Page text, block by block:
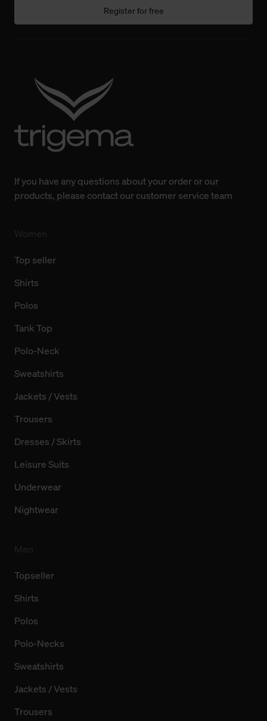
Einwilligung hat jedoch keine Auswirkung auf die
Weitere Informationen über Cookies und Web-
Technologien sowie die Nutzung Ihrer persönlichen Daten
finden Sie in unserer Datenschutzerklärung.
Register for free
If you have any questions about your order or our
products, please contact our customer service team
Top seller
Shirts
Polos
Tank Top
Polo-Neck
Sweatshirts
Jackets / Vests
Trousers
Dresses / Skirts
Leisure Suits
Underwear
Nightwear
Topseller
Shirts
Polos
Polo-Necks
Sweatshirts
Jackets / Vests
Trousers